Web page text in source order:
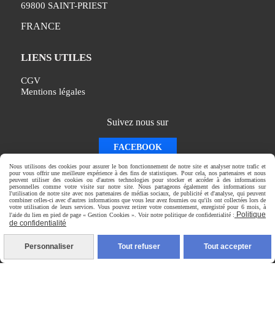
69800 SAINT-PRIEST
FRANCE
LIENS UTILES
CGV
Mentions légales
Suivez nous sur
FACEBOOK
INSTAGRAM
CONTACT
[email protected]
Facebook est désactivé. Autoriser Tweet
Nous utilisons des cookies pour assurer le bon fonctionnement de notre site et analyser notre trafic et
pour vous offrir une meilleure expérience à des fins de statistiques. Pour cela, nos partenaires et nous
peuvent utiliser des cookies ou d'autres technologies pour stocker et accéder à des informations
personnelles comme votre visite sur notre site. Nous partageons également des informations sur
l'utilisation de notre site avec nos partenaires de médias sociaux, de publicité et d'analyse, qui peuvent
combiner celles-ci avec d'autres informations que vous leur avez fournies ou qu'ils ont collectées lors de
votre utilisation de leurs services. Vous pouvez retirer votre consentement, enregistré pour 6 mois, à
l'aide du lien en pied de page « Gestion Cookies ». Voir notre politique de confidentialité : Politique
de confidentialité
Personnaliser Tout refuser Tout accepter